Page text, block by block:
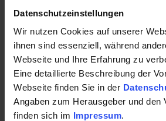
Datenschutzeinstellungen
Wir nutzen Cookies auf unserer
ihnen sind essenziell, während
Webseite und Ihre Erfahrung zu
Eine detaillierte Beschreibung der
Webseite finden Sie in der
Angaben zum Herausgeber und den
finden sich im Impressum.
Nach so viel Kultur ist es Zeit für Natur
Heilklima. Etwas ganz Besonderes ist
dem Blomberg. Mit dem Sessellift geht
Meter hohen Hausberg hinauf. Nur ein
Bergstation entfernt beginnt der